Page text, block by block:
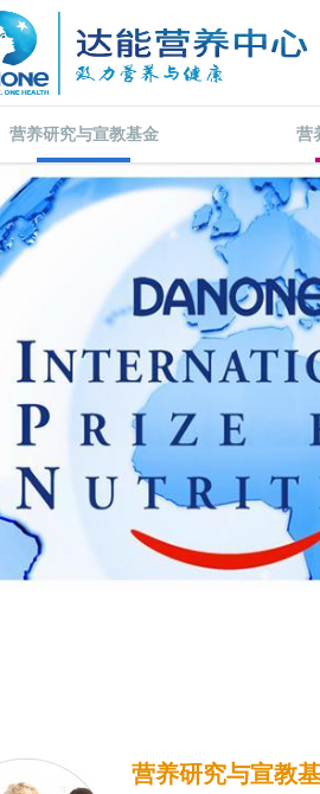
营养研究与宣教基金 营
营养研究与宣教